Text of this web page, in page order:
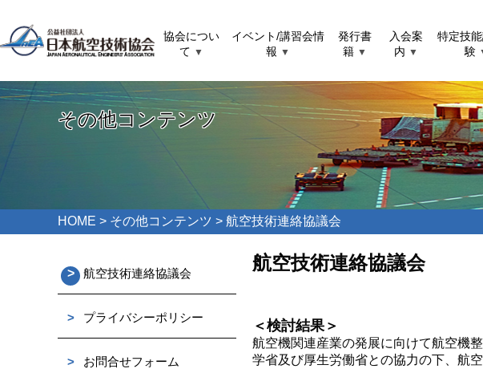
協会につい
て ▼
イベント/講習会情
報 ▼
発行書
籍 ▼
入会案
内 ▼
特定技
験
その他コンテンツ
HOME > その他コンテンツ > 航空技術連絡協議会
> 航空技術連絡協議会
> プライバシーポリシー
> お問合せフォーム
航空技術連絡協議会
＜検討結果＞
航空機関連産業の発展に向けて航空機
学省及び厚生労働省との協力の下、航